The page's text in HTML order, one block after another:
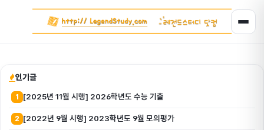
인기글
1 [2025년 11월 시행] 2026학년도 수능 기출
2 [2022년 9월 시행] 2023학년도 9월 모의평가